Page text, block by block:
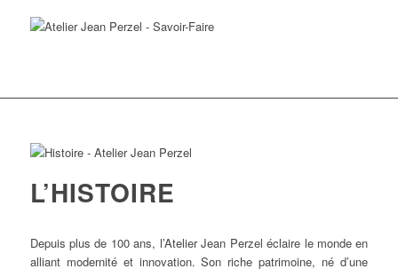
L’HISTOIRE
Depuis plus de 100 ans, l’Atelier Jean Perzel éclaire le monde en
alliant modernité et innovation. Son riche patrimoine, né d’une